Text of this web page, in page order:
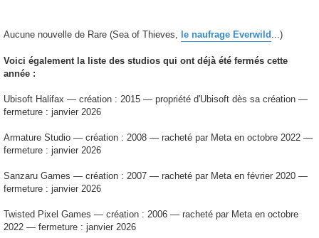
Aucune nouvelle de Rare (Sea of Thieves, le naufrage Everwild ...)
Voici également la liste des studios qui ont déjà été fermés cette
année :
Ubisoft Halifax — création : 2015 — propriété d'Ubisoft dès sa création —
fermeture : janvier 2026
Armature Studio — création : 2008 — racheté par Meta en octobre 2022 —
fermeture : janvier 2026
Sanzaru Games — création : 2007 — racheté par Meta en février 2020 —
fermeture : janvier 2026
Twisted Pixel Games — création : 2006 — racheté par Meta en octobre
2022 — fermeture : janvier 2026